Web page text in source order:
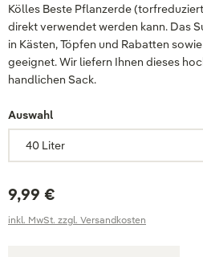
Kölles Beste Pflanzerde
direkt verwendet werden kann. Das
in Kästen, Töpfen und Rabatten
geeignet. Wir liefern Ihnen dieses
handlichen Sack.
Auswahl
9,99 €
inkl. MwSt. zzgl. Versandkosten